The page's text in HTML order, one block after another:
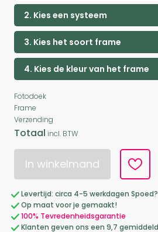
2. Kies een systeem
3. Kies het soort frame
4. Kies de kleur van het frame
Fotodoek
Frame
Verzending
Totaal incl. BTW
In winkelmand
Levertijd: circa 4-5 werkdagen Spoed?
Op maat voor je gemaakt!
100% Tevredenheidsgarantie
Klanten geven ons een 9,7 gemiddeld